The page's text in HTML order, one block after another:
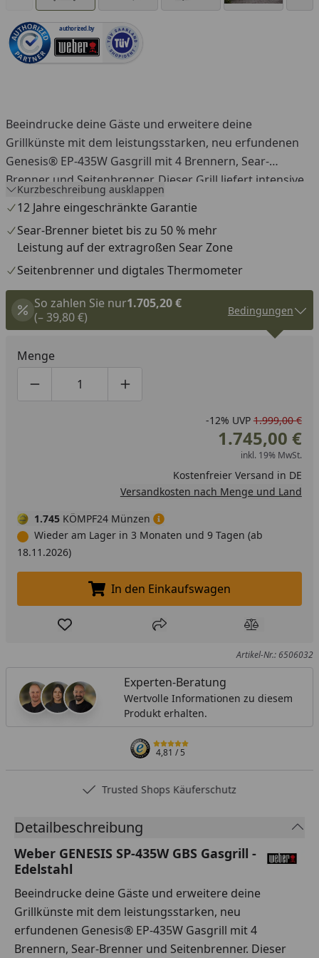
authorized.by
Beeindrucke deine Gäste und erweitere deine
Grillkünste mit dem leistungsstarken, neu erfundenen
Genesis® EP-435W Gasgrill mit 4 Brennern, Sear-
Brenner und Seitenbrenner. Dieser Grill liefert intensive
Hitze und unglaubliches Aroma mit einem speziellen
Sear-Brenner, der bis zu 50 % mehr Leistung in der
extragroßen Sear Zone freisetzt, um Fleisch, Fisch und
Gemüse auffällige, aromatische Grillmuster zu verleihen.
Erziele gleichmäßige Hitze auf den Grillrosten mit dem
hocheffizienten PureBlu Brenner-System, das
zuverlässig entzündet und einen konstanten Gasfluss
aufrechterhält. Freue dich auf einen Seitenbrenner zum
Thermometer und die im Griff integrierte NIGHTVISION-
LED- Grillbeleuchtung, die sich automatisch einschaltet,
wenn du den Deckel anhebst. Außerdem gibt es einen
erweiterbaren oberen Grillrost, der deine Grillfläche
vergrößert und perfekt für kleineres Grillgut ist.
Kurzbeschreibung ausklappen
12 Jahre eingeschränkte Garantie
Sear-Brenner bietet bis zu 50 % mehr
Leistung auf der extragroßen Sear Zone
Seitenbrenner und digtales Thermometer
So zahlen Sie nur1.705,20 €
(– 39,80 €)
Bedingungen
Menge
Produktmenge um eins verringern
Produktmenge manuell eingeben
Produktmenge um eins erhöhen
-12% UVP 1.999,00 €
1.745,00 €
inkl. 19% MwSt.
Kostenfreier Versand in DE
Versandkosten nach Menge und Land
1.745 KÖMPF24 Münzen
Wieder am Lager in 3 Monaten und 9 Tagen (ab
18.11.2026)
In den Einkaufswagen legen
In den Einkaufswagen
Produkt zur Wunschliste hinzufügen
Teilen Produkt
Artikel-Nr.: 6506032
Experten-Beratung
Wertvolle Informationen zu diesem
Produkt erhalten.
4,81/ 5
Trusted Shops Käuferschutz
Detailbeschreibung
Weber GENESIS SP-435W GBS Gasgrill -
Edelstahl
Beeindrucke deine Gäste und erweitere deine
Grillkünste mit dem leistungsstarken, neu
erfundenen Genesis® EP-435W Gasgrill mit 4
Brennern, Sear-Brenner und Seitenbrenner. Dieser